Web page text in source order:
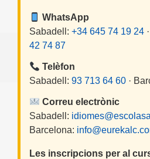
WhatsApp
Sabadell: +34 645 74 19 24
42 74 87
Telèfon
Sabadell: 93 713 64 60 ·
Correu electrònic
Sabadell:
Barcelona:
Les inscripcions per al